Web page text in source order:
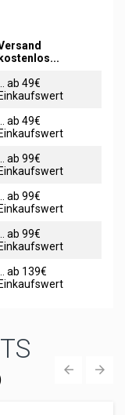
kostenlos...
... ab 49€
Einkaufswert
... ab 49€
Einkaufswert
... ab 99€
Einkaufswert
... ab 99€
Einkaufswert
... ab 99€
Einkaufswert
... ab 139€
Einkaufswert